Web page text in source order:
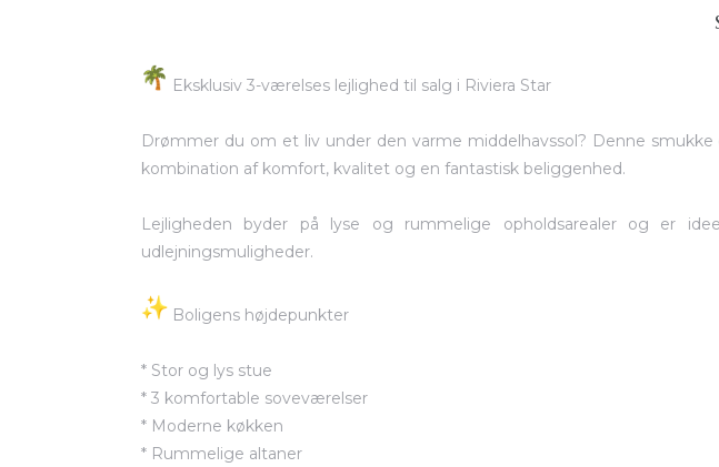
Eksklusiv 3-værelses lejlighed til salg i Riviera Star
Drømmer du om et liv under den varme middelhavssol? Denne
kombination af komfort, kvalitet og en fantastisk beliggenhed.
Lejligheden byder på lyse og rummelige opholdsarealer og er
udlejningsmuligheder.
Boligens højdepunkter
* Stor og lys stue
* 3 komfortable soveværelser
* Moderne køkken
* Rummelige altaner